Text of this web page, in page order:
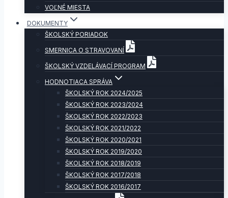
VOĽNÉ MIESTA
DOKUMENTY
ŠKOLSKÝ PORIADOK
SMERNICA O STRAVOVANÍ
ŠKOLSKÝ VZDELÁVACÍ PROGRAM
HODNOTIACA SPRÁVA
ŠKOLSKÝ ROK 2024/2025
ŠKOLSKÝ ROK 2023/2024
ŠKOLSKÝ ROK 2022/2023
ŠKOLSKÝ ROK 2021/2022
ŠKOLSKÝ ROK 2020/2021
ŠKOLSKÝ ROK 2019/2020
ŠKOLSKÝ ROK 2018/2019
ŠKOLSKÝ ROK 2017/2018
ŠKOLSKÝ ROK 2016/2017